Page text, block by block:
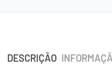
DESCRIÇÃO